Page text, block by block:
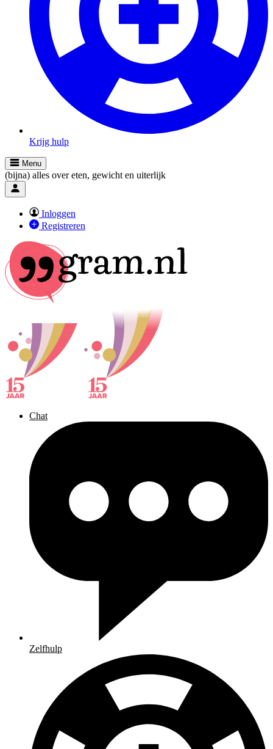
Krijg hulp
Menu
(bijna) alles over eten, gewicht en uiterlijk
Inloggen
Registreren
Chat
Zelfhulp